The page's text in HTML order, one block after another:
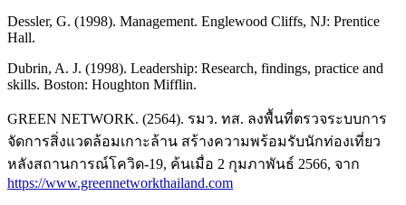
Dessler, G. (1998). Management. Englewood Cliffs, NJ: Prentice
Hall.
Dubrin, A. J. (1998). Leadership: Research, findings, practice and
skills. Boston: Houghton Mifflin.
GREEN NETWORK. (2564). รมว. ทส. ลงพื้นที่ตรวจระบบการ
จัดการสิ่งแวดล้อมเกาะล้าน สร้างความพร้อมรับนักท่องเที่ยว
หลังสถานการณ์โควิด-19, ค้นเมื่อ 2 กุมภาพันธ์ 2566, จาก
https://www.greennetworkthailand.com